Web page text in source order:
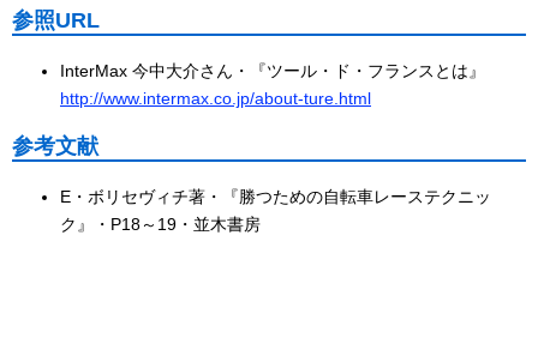
参照URL
InterMax 今中大介さん・『ツール・ド・フランスとは』
http://www.intermax.co.jp/about-ture.html
参考文献
E・ボリセヴィチ著・『勝つための自転車レーステクニッ
ク』・P18～19・並木書房